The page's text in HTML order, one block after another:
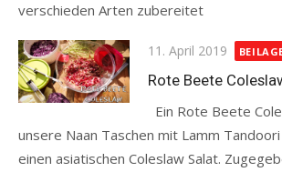
verschieden Arten zubereitet
Posted
on
11. April 2019
Rote Beete
Ein Rote Beete
unsere Naan Taschen mit Lamm
einen asiatischen Coleslaw Salat.